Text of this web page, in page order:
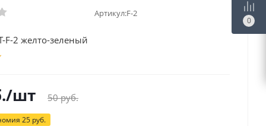
Артикул:F-2
F-2 желто-зеленый
/шт 50руб.
25 руб.
0